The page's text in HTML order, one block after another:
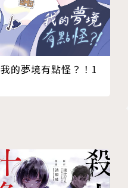
我的夢境有點怪？！1